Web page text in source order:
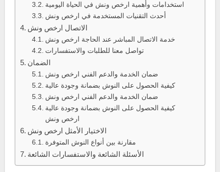
استخدامات وأهمية ارخص ونش في الحياة اليومية
أحدث التقنيات المستخدمة في ارخص ونش
الاتصال ارخص ونش
خدمة الاتصال المباشر عند الحاجة ارخص ونش
تواصل معنا للطلبات والاستفسارات
الضمان
ضمان الخدمة والدعم الفني ارخص ونش
كيفية الحصول على النوش بضمانة وجودة عالية
ضمان الخدمة والدعم الفني ارخص ونش
كيفية الحصول على النوش بضمانة وجودة عالية
ارخص ونش
الاختيار الأمثل ارخص ونش
مقارنة بين أنواع النوش المتوفرة
الأسئلة الشائعة والاستفسارات الشائعة